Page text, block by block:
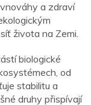
a zdraví
života na Zemi.
biologické
od
stabilitu a
druhy přispívají